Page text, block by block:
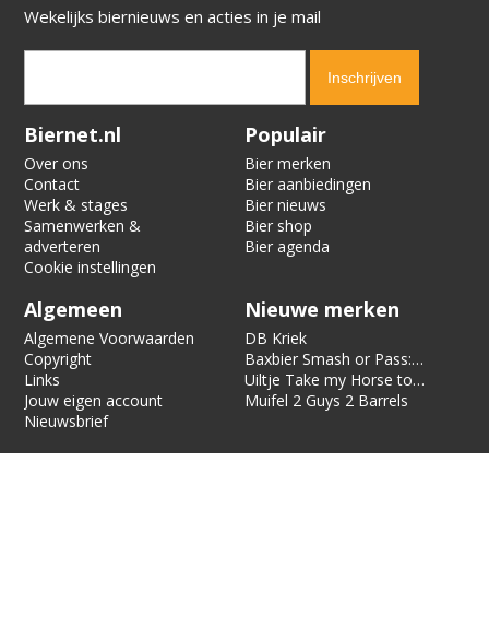
Wekelijks biernieuws en acties in je mail
Verification code:
Biernet.nl
Over ons
Contact
Werk & stages
Samenwerken &
adverteren
Cookie instellingen
Populair
Bier merken
Bier aanbiedingen
Bier nieuws
Bier shop
Bier agenda
Algemeen
Algemene Voorwaarden
Copyright
Links
Jouw eigen account
Nieuwsbrief
Nieuwe merken
DB Kriek
Baxbier Smash or Pass:
Strata
Uiltje Take my Horse to
the Hotel Room
Muifel 2 Guys 2 Barrels